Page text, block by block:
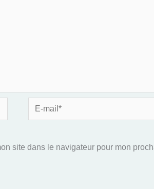
E-
mail*
site dans le navigateur pour mon